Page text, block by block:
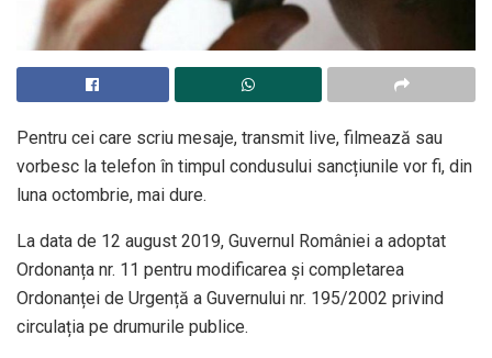
Pentru cei care scriu mesaje, transmit live, filmează sau
vorbesc la telefon în timpul condusului sancțiunile vor fi, din
luna octombrie, mai dure.
La data de 12 august 2019, Guvernul României a adoptat
Ordonanța nr. 11 pentru modificarea și completarea
Ordonanței de Urgență a Guvernului nr. 195/2002 privind
circulația pe drumurile publice.